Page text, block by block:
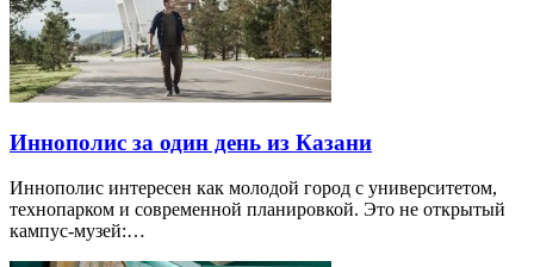
Иннополис за один день из Казани
Иннополис интересен как молодой город с университетом,
технопарком и современной планировкой. Это не открытый
кампус-музей:…